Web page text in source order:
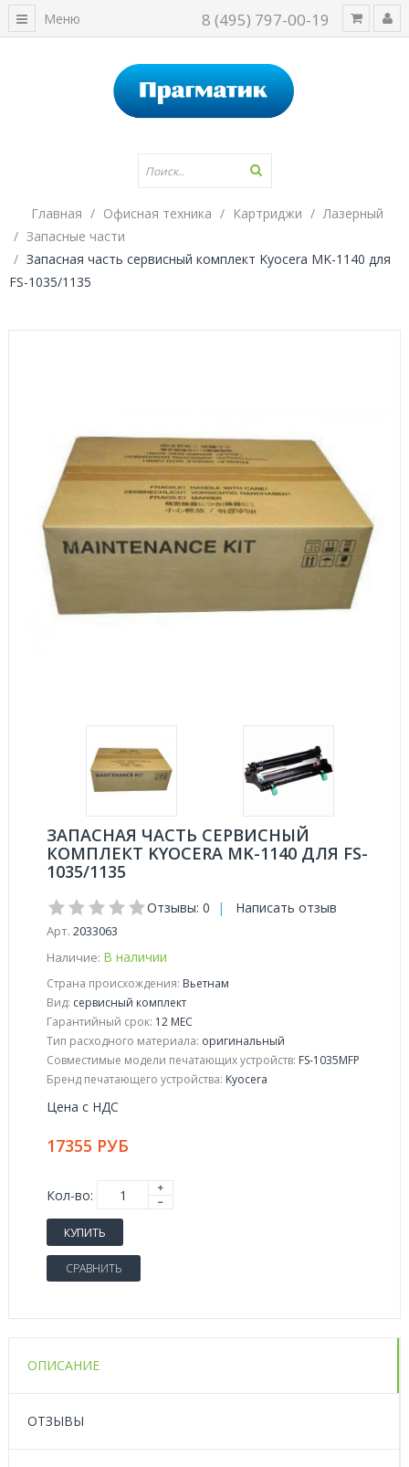
8 (495) 797-00-19
Меню
Главная Офисная техника Картриджи
Лазерный
Запасные части
Запасная часть сервисный комплект Kyocera MK-1140 для
FS-1035/1135
ЗАПАСНАЯ ЧАСТЬ СЕРВИСНЫЙ
КОМПЛЕКТ KYOCERA MK-1140 ДЛЯ FS-
1035/1135
Отзывы: 0 | Написать отзыв
Арт. 2033063
Наличие: В наличии
Страна происхождения: Вьетнам
Вид: cервисный комплект
Гарантийный срок: 12 МЕС
Тип расходного материала: оригинальный
Совместимые модели печатающих устройств: FS-1035MFP
Бренд печатающего устройства: Kyocera
Цена с НДС
17355 РУБ
Кол-во:
КУПИТЬ
СРАВНИТЬ
ОПИСАНИЕ
ОТЗЫВЫ